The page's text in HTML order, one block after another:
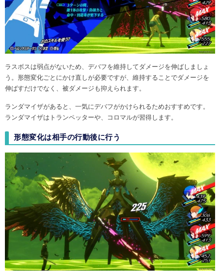
ラスボスは弱点がないため、デバフを維持してダメージを伸ばしましょ
う。形態変化ごとにかけ直しが必要ですが、維持することでダメージを
伸ばすだけでなく、被ダメージも抑えられます。
ランダマイザがあると、一気にデバフがかけられるためおすすめです。
ランダマイザはトランペッターや、コロマルが習得します。
形態変化は相手の行動後に行う